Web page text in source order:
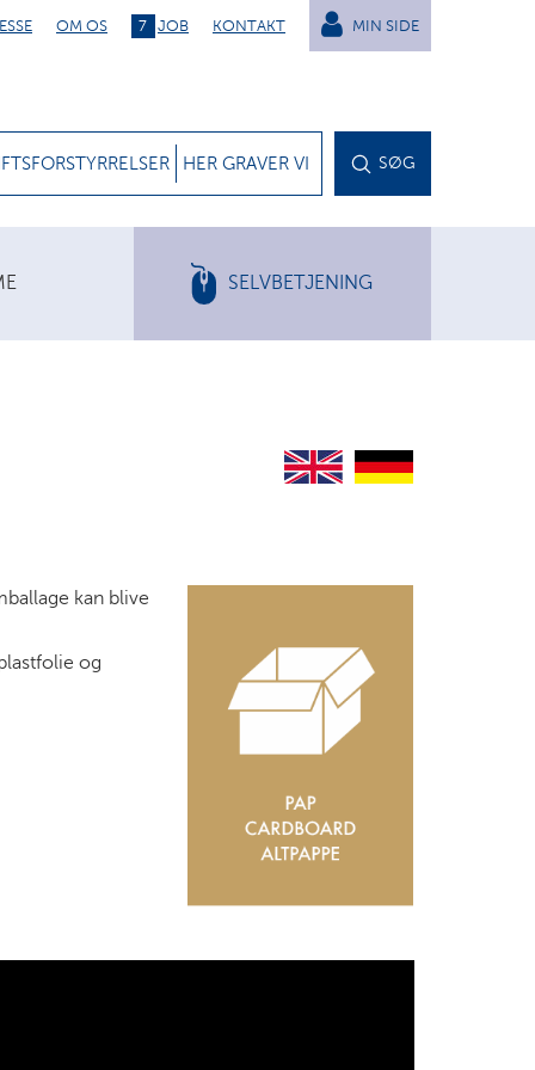
OM OS 7 JOB KONTAKT MIN SIDE
HER GRAVER VI SØG
SELVBETJENING
kan blive
og